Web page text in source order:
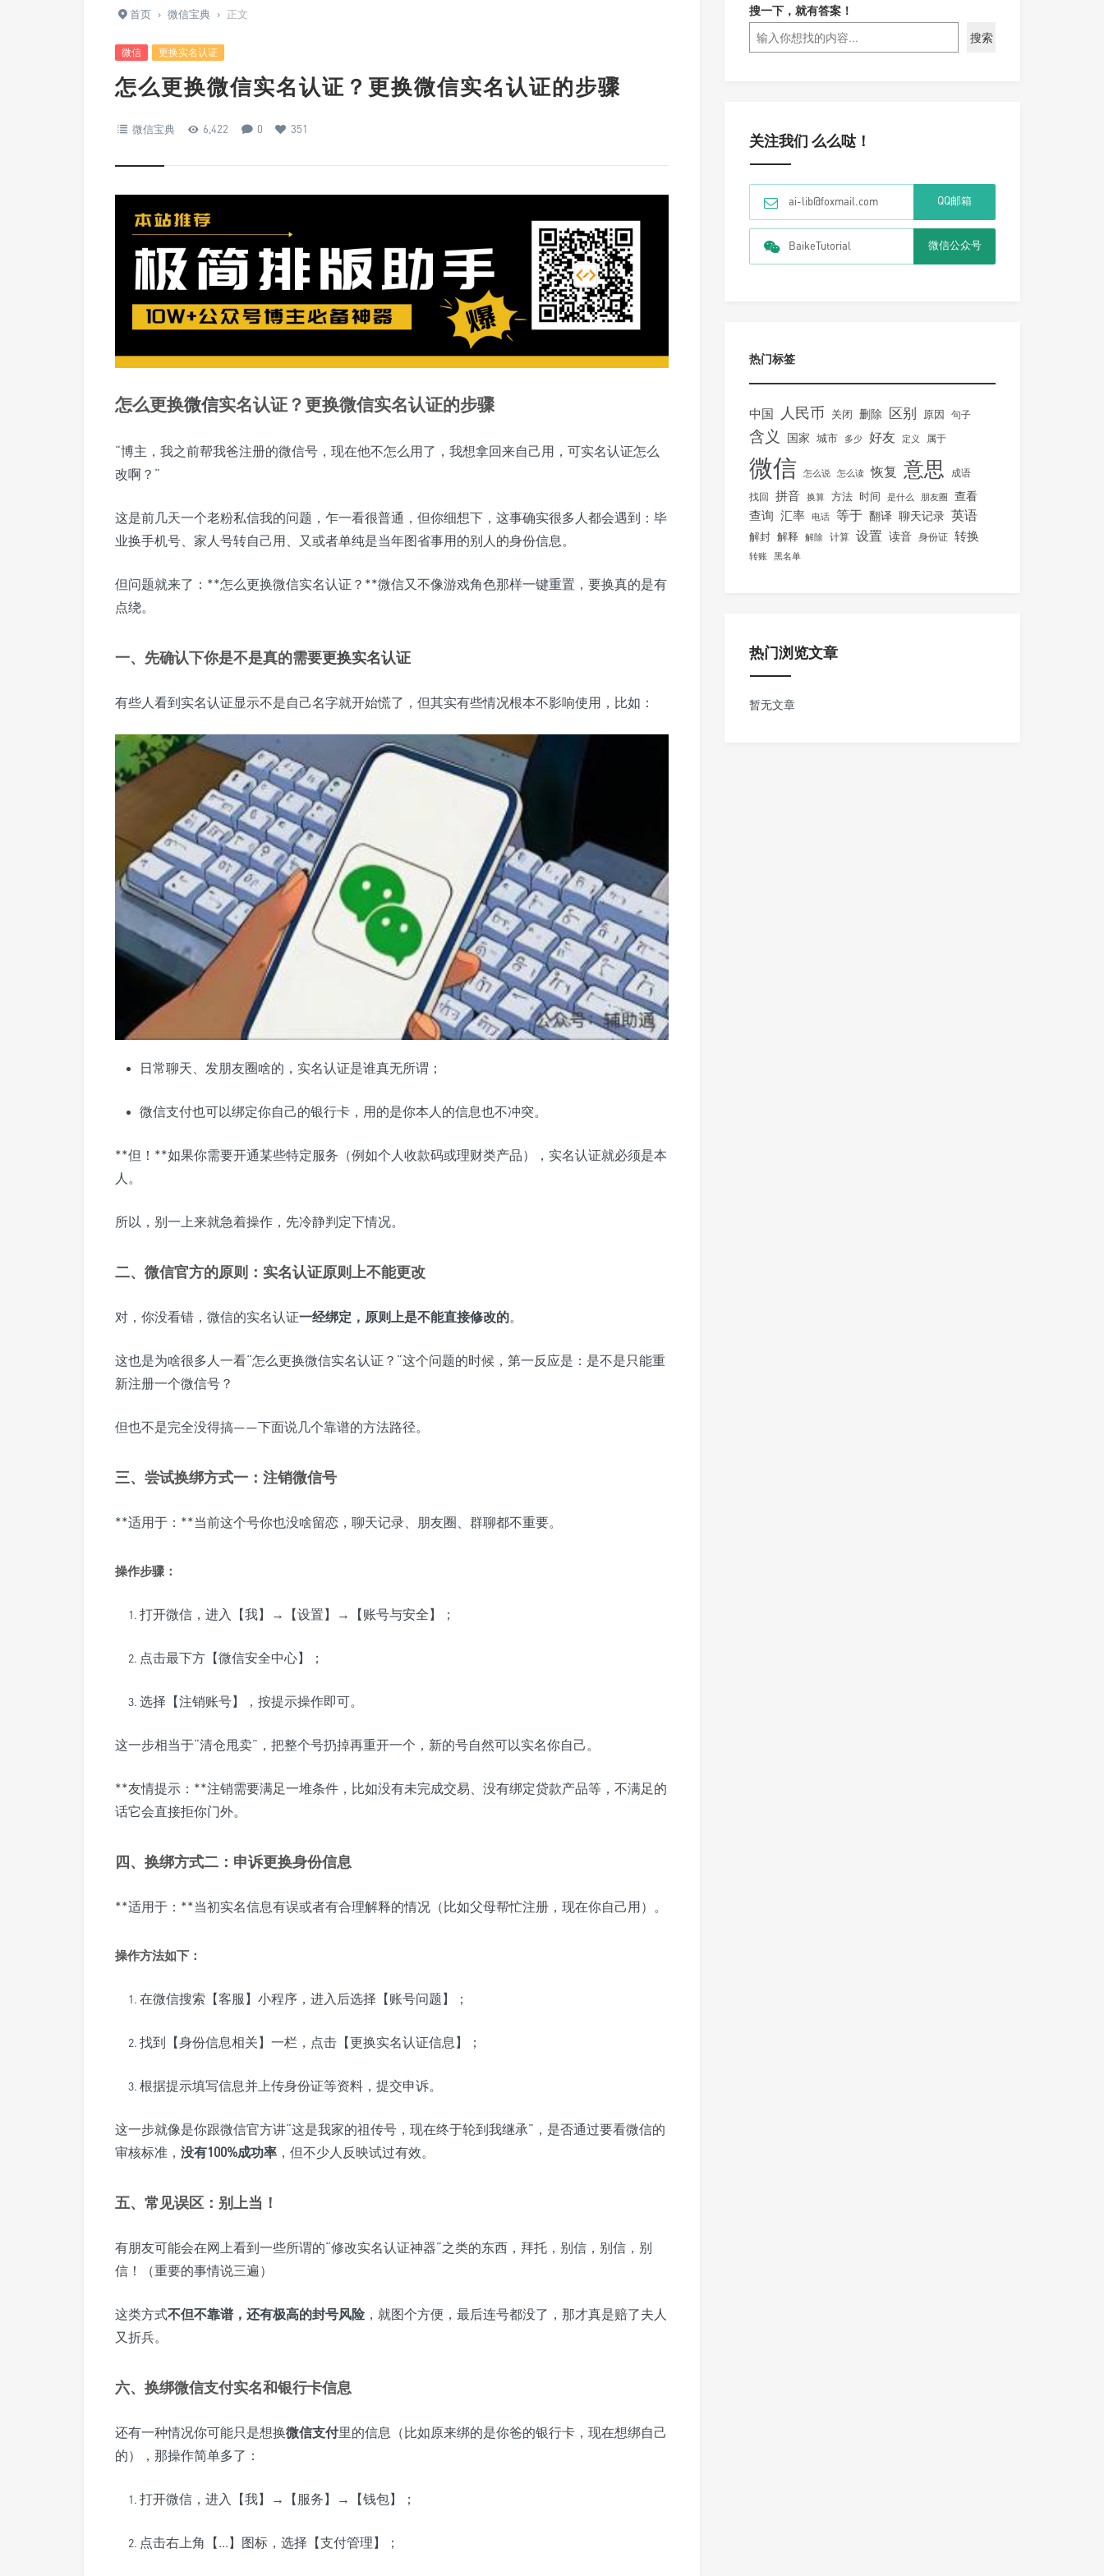
首页 › 微信宝典 › 正文
微信 更换实名认证
怎么更换微信实名认证？更换微信实名认证的步骤
微信宝典 6,422 0 351
怎么更换微信实名认证？更换微信实名认证的步骤
“博主，我之前帮我爸注册的微信号，现在他不怎么用了，我想拿回来自己用，可实名认证怎么
改啊？”
这是前几天一个老粉私信我的问题，乍一看很普通，但你细想下，这事确实很多人都会遇到：毕
业换手机号、家人号转自己用、又或者单纯是当年图省事用的别人的身份信息。
但问题就来了：**怎么更换微信实名认证？**微信又不像游戏角色那样一键重置，要换真的是有
点绕。
一、先确认下你是不是真的需要更换实名认证
有些人看到实名认证显示不是自己名字就开始慌了，但其实有些情况根本不影响使用，比如：
日常聊天、发朋友圈啥的，实名认证是谁真无所谓；
微信支付也可以绑定你自己的银行卡，用的是你本人的信息也不冲突。
**但！**如果你需要开通某些特定服务（例如个人收款码或理财类产品），实名认证就必须是本
人。
所以，别一上来就急着操作，先冷静判定下情况。
二、微信官方的原则：实名认证原则上不能更改
对，你没看错，微信的实名认证一经绑定，原则上是不能直接修改的。
这也是为啥很多人一看“怎么更换微信实名认证？”这个问题的时候，第一反应是：是不是只能重
新注册一个微信号？
但也不是完全没得搞——下面说几个靠谱的方法路径。
三、尝试换绑方式一：注销微信号
**适用于：**当前这个号你也没啥留恋，聊天记录、朋友圈、群聊都不重要。
操作步骤：
打开微信，进入【我】→【设置】→【账号与安全】；
点击最下方【微信安全中心】；
选择【注销账号】，按提示操作即可。
这一步相当于“清仓甩卖”，把整个号扔掉再重开一个，新的号自然可以实名你自己。
**友情提示：**注销需要满足一堆条件，比如没有未完成交易、没有绑定贷款产品等，不满足的
话它会直接拒你门外。
四、换绑方式二：申诉更换身份信息
**适用于：**当初实名信息有误或者有合理解释的情况（比如父母帮忙注册，现在你自己用）。
操作方法如下：
在微信搜索【客服】小程序，进入后选择【账号问题】；
找到【身份信息相关】一栏，点击【更换实名认证信息】；
根据提示填写信息并上传身份证等资料，提交申诉。
这一步就像是你跟微信官方讲“这是我家的祖传号，现在终于轮到我继承”，是否通过要看微信的
审核标准， 没有100%成功率 ，但不少人反映试过有效。
五、常见误区：别上当！
有朋友可能会在网上看到一些所谓的“修改实名认证神器”之类的东西，拜托，别信，别信，别
信！（重要的事情说三遍）
这类方式不但不靠谱，还有极高的封号风险，就图个方便，最后连号都没了，那才真是赔了夫人
又折兵。
六、换绑微信支付实名和银行卡信息
还有一种情况你可能只是想换微信支付里的信息（比如原来绑的是你爸的银行卡，现在想绑自己
的），那操作简单多了：
打开微信，进入【我】→【服务】→【钱包】；
点击右上角【...】图标，选择【支付管理】；
搜一下，就有答案！
搜索
关注我们 么么哒！
ai-lib@foxmail.com QQ邮箱
BaikeTutorial 微信公众号
热门标签
中国 人民币 关闭 删除 区别 原因 句子
含义 国家 城市 多少 好友 定义 属于
微信 怎么说 怎么读 恢复 意思 成语
找回 拼音 换算 方法 时间 是什么 朋友圈 查看
查询 汇率 电话 等于 翻译 聊天记录 英语
解封 解释 解除 计算 设置 读音 身份证 转换
转账 黑名单
热门浏览文章
暂无文章